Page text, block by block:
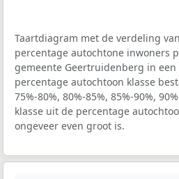
Taartdiagram met de verdeling
percentage autochtone inwoners
gemeente Geertruidenberg in
percentage autochtoon klasse
75%-80%, 80%-85%, 85%-90%,
klasse uit de percentage
ongeveer even groot is.